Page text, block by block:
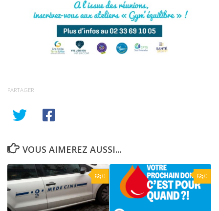
PARTAGER
VOUS AIMEREZ AUSSI...
0 0